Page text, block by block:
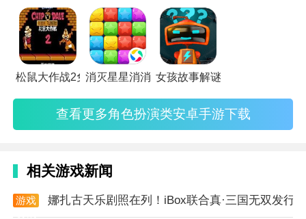
和各项功能，以便更好地进行游戏。
2. 观察细节：在游戏中，玩家需要仔细观察对话内容和
场景细节，从中发现渣男男友的蛛丝马迹。
向和结局，因此需要谨慎思考后再做决定。
1. 初识渣男：游戏开始，玩家将遇到一位外表帅气、言
2. 情感纠葛：随着剧情的发展，玩家将与渣男男友展开
松鼠大作战2免广告版消灭星星消消乐去更新版
女孩故事解谜测试版
查看更多角色扮演类安卓手游下载
相关游戏新闻
游戏
娜扎古天乐剧照在列！iBox联合真·三国无双发行